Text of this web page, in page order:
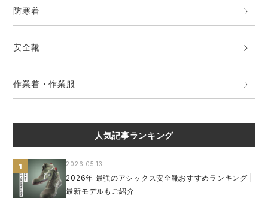
防寒着
安全靴
作業着・作業服
人気記事ランキング
1 2026.05.13
2026年 最強のアシックス安全靴おすすめランキング |
最新モデルもご紹介